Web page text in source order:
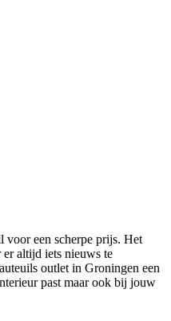
voor een scherpe prijs. Het
altijd iets nieuws te
outlet in Groningen een
past maar ook bij jouw